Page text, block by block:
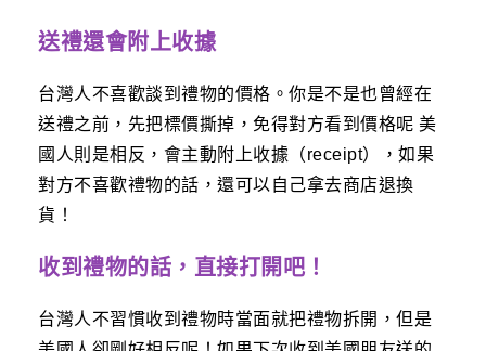
送禮還會附上收據
台灣人不喜歡談到禮物的價格。你是不是也曾經在
送禮之前，先把標價撕掉，免得對方看到價格呢 美
國人則是相反，會主動附上收據（receipt），如果
對方不喜歡禮物的話，還可以自己拿去商店退換
貨！
收到禮物的話，直接打開吧！
台灣人不習慣收到禮物時當面就把禮物拆開，但是